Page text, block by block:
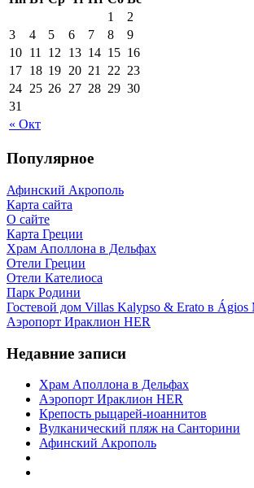
« Окт
1
2
3
4 5 6 7 8
9
10 11 12 13 14 15 16
17 18 19 20 21 22 23
24 25 26 27 28 29 30
31
Популярное
Афинский Акрополь
Карта сайта
О сайте
Карта Греции
Храм Аполлона в Дельфах
Отели Греции
Отели Кателиоса
Парк Родини
Гостевой дом Villas Kalypso & Erato в Ágios
Аэропорт Ираклион HER
Недавние записи
Храм Аполлона в Дельфах
Аэропорт Ираклион HER
Крепость рыцарей-иоаннитов
Вулканический пляж на Санторини
Афинский Акрополь